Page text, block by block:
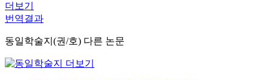
더보기
번역결과
동일학술지(권/호) 다른 논문